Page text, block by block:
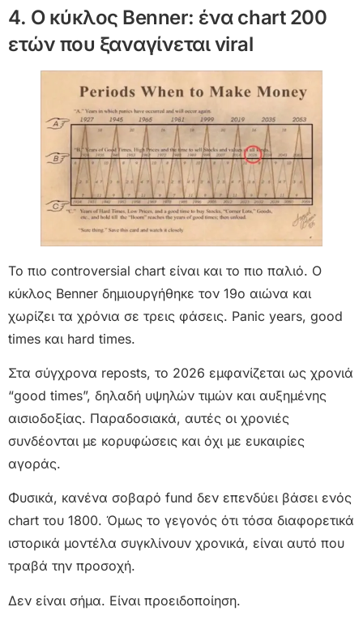
4. Ο κύκλος Benner: ένα chart 200
ετών που ξαναγίνεται viral
Το πιο controversial chart είναι και το πιο παλιό. Ο
κύκλος Benner δημιουργήθηκε τον 19ο αιώνα και
χωρίζει τα χρόνια σε τρεις φάσεις. Panic years, good
times και hard times.
Στα σύγχρονα reposts, το 2026 εμφανίζεται ως χρονιά
“good times”, δηλαδή υψηλών τιμών και αυξημένης
αισιοδοξίας. Παραδοσιακά, αυτές οι χρονιές
συνδέονται με κορυφώσεις και όχι με ευκαιρίες
αγοράς.
Φυσικά, κανένα σοβαρό fund δεν επενδύει βάσει ενός
chart του 1800. Όμως το γεγονός ότι τόσα διαφορετικά
ιστορικά μοντέλα συγκλίνουν χρονικά, είναι αυτό που
τραβά την προσοχή.
Δεν είναι σήμα. Είναι προειδοποίηση.